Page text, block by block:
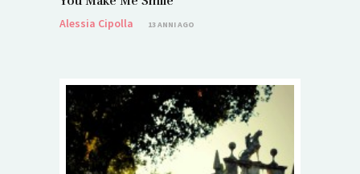
Alessia Cipolla
13 ANNI AGO